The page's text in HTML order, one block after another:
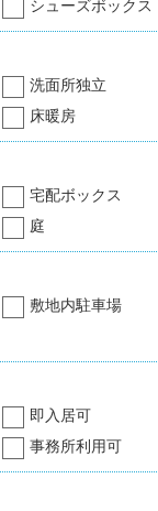
シューズボックス
洗面所独立
床暖房
宅配ボックス
庭
敷地内駐車場
即入居可
事務所利用可